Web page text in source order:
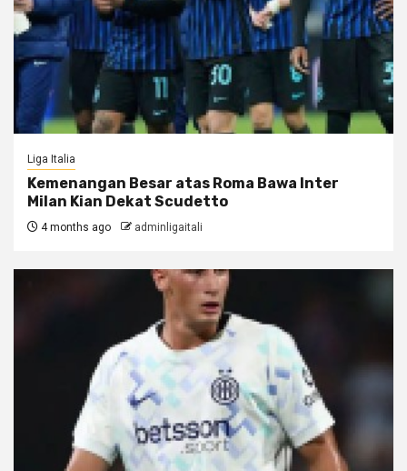
Liga Italia
Kemenangan Besar atas Roma Bawa Inter
Milan Kian Dekat Scudetto
4 months ago adminligaitali